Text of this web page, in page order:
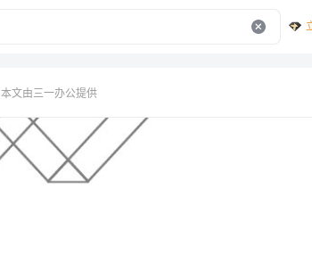
本文由三一办公提供